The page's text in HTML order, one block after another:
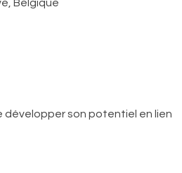
Belgique
développer son potentiel en lien